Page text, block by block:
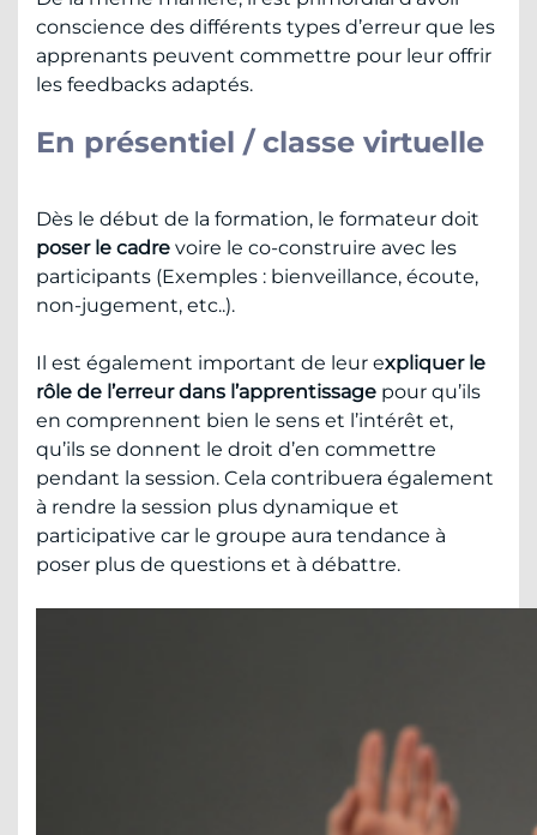
conscience des différents types d’erreur que les
apprenants peuvent commettre pour leur offrir
les feedbacks adaptés.
En présentiel / classe virtuelle
Dès le début de la formation, le formateur doit
poser le cadre voire le co-construire avec les
participants (Exemples : bienveillance, écoute,
non-jugement, etc..).
Il est également important de leur expliquer le
rôle de l’erreur dans l’apprentissage pour qu’ils
en comprennent bien le sens et l’intérêt et,
qu’ils se donnent le droit d’en commettre
pendant la session. Cela contribuera également
à rendre la session plus dynamique et
participative car le groupe aura tendance à
poser plus de questions et à débattre.